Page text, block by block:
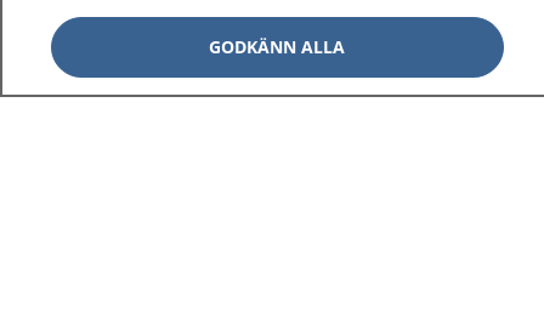
Om 1177 Visa
Kontakt Visa
GODKÄNN ALLA